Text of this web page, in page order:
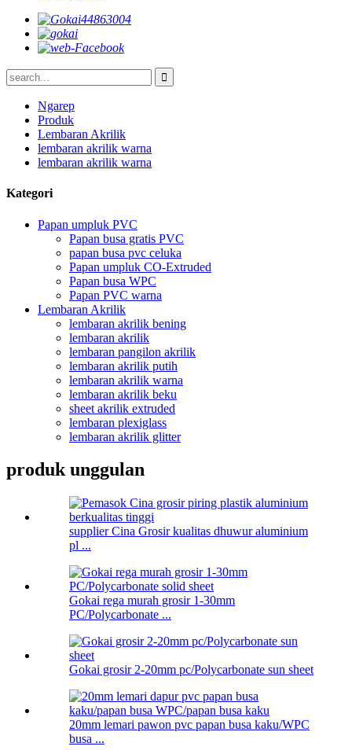
Ngarep
Produk
Lembaran Akrilik
lembaran akrilik warna
lembaran akrilik warna
Kategori
Papan umpluk PVC
Papan busa gratis PVC
papan busa pvc celuka
Papan umpluk CO-Extruded
Papan busa WPC
Papan PVC warna
Lembaran Akrilik
lembaran akrilik bening
lembaran akrilik
lembaran pangilon akrilik
lembaran akrilik putih
lembaran akrilik warna
lembaran akrilik beku
sheet akrilik extruded
lembaran plexiglass
lembaran akrilik glitter
produk unggulan
supplier Cina Grosir kualitas dhuwur aluminium
pl ...
Gokai rega murah grosir 1-30mm
PC/Polycarbonate ...
Gokai grosir 2-20mm pc/Polycarbonate sun sheet
20mm lemari pawon pvc papan busa kaku/WPC
busa ...